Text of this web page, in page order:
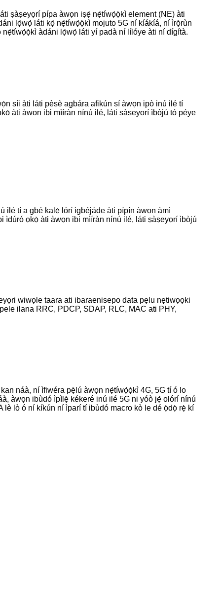
ṣàṣeyọrí pípa àwọn iṣẹ́ nẹ́tíwọ́ọ̀kì element (NE) àti
lọ́wọ́ láti kọ́ nẹ́tíwọ́ọ̀kì mojuto 5G ní kíákíá, ní ìrọ̀rùn
àdáni lọ́wọ́ láti yí padà ní lílóye àti ní dígítà.
síi àti láti pèsè agbára afikún sí àwọn ipò inú ilé tí
àti àwọn ibi mìíràn nínú ilé, láti ṣàṣeyọrí ìbòjú tó péye
ilé tí a gbé kalẹ̀ lórí ìgbéjáde àti pípín àwọn àmì
ìdúró ọkọ̀ àti àwọn ibi mìíràn nínú ilé, láti ṣàṣeyọrí ìbòjú
wiwọle taara ati ibaraenisepo data pẹlu nẹtiwọọki
ilana RRC, PDCP, SDAP, RLC, MAC ati PHY,
náà, ní ìfiwéra pẹ̀lú àwọn nẹ́tíwọ́ọ̀kì 4G, 5G tí ó lo
àwọn ibùdó ìpìlẹ̀ kékeré inú ilé 5G ni yóò jẹ́ olórí nínú
lò ó ní kíkún ní ìparí tí ibùdó macro kò le dé ọ̀dọ̀ rẹ̀ kí